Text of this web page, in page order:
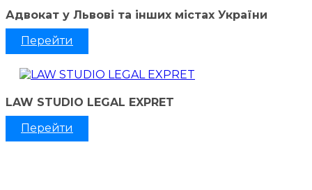
Адвокат у Львові та інших містах України
Перейти
LAW STUDIO LEGAL EXPRET
Перейти